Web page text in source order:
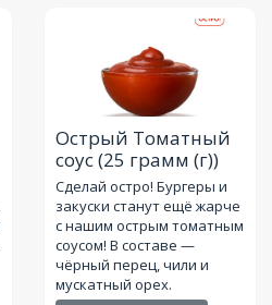
Острый Томатный
соус(25 грамм (г))
Сделай остро! Бургеры и
закуски станут ещё жарче
с нашим острым томатным
соусом! В составе —
чёрный перец, чили и
мускатный орех.